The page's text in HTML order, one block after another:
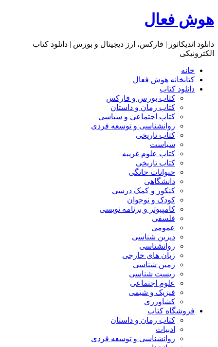
هوش فعال
دانلود اندیکاتور | فارکس، ارز دیجیتال و بورس | دانلود کتاب
الکترونیکی
خانه
کتابخانه هوش فعال
دانلود کتاب
کتاب بورس و فارکس
کتاب رمان و داستان
کتاب اجتماعی و سیاسی
روانشناسی و توسعه فردی
کتاب تاریخی
سیاست
کتاب علوم غریبه
کتاب تاریخی
حیوانات خانگی
دانشگاهی
کنکور و کمک‌ درسی
کودک و نوجوان
کامپیوتر و برنامه نویسی
فلسفی
عمومی
دیرین شناسی
روانشناسی
زبان های خارجی
زمین شناسی
زیست شناسی
علوم اجتماعی
فیزیک و شیمی
کشاورزی
فروشگاه کتاب
کتاب رمان و داستان
ادبیات
روانشناسی و توسعه فردی